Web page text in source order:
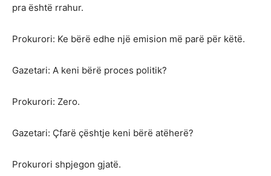
pra është rrahur.
Prokurori: Ke bërë edhe një emision më parë për këtë.
Gazetari: A keni bërë proces politik?
Prokurori: Zero.
Gazetari: Çfarë çështje keni bërë atëherë?
Prokurori shpjegon gjatë.